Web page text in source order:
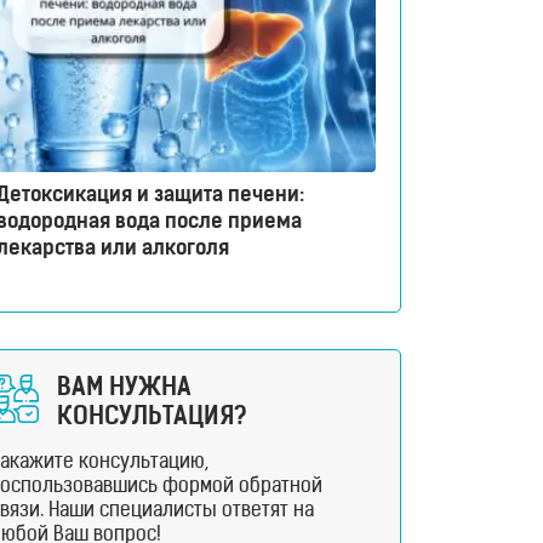
и защита печени:
вода после приема
или алкоголя
ВАМ НУЖНА
КОНСУЛЬТАЦИЯ?
консультацию,
формой обратной
Наши специалисты ответят на
Ваш вопрос!